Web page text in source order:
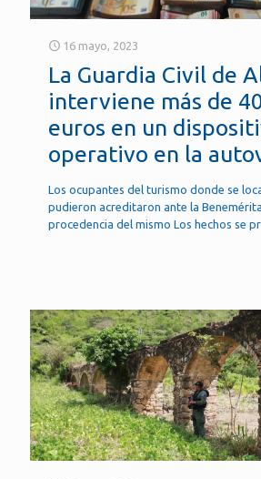
16 mayo, 2023
La Guardia Civil de
interviene más de
euros en un
operativo en la
Los ocupantes del turismo donde se
pudieron acreditaron ante la
procedencia del mismo Los hechos se